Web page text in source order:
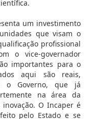
um investimento
que visam o
profissional
o vice-governador
importantes para o
aqui são reais,
o Governo, que já
na área da
O Incaper é
pelo Estado e se